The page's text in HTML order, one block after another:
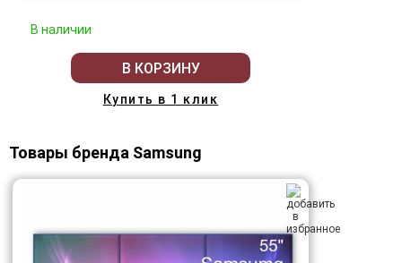
В наличии
В КОРЗИНУ
Купить в 1 клик
Товары бренда Samsung